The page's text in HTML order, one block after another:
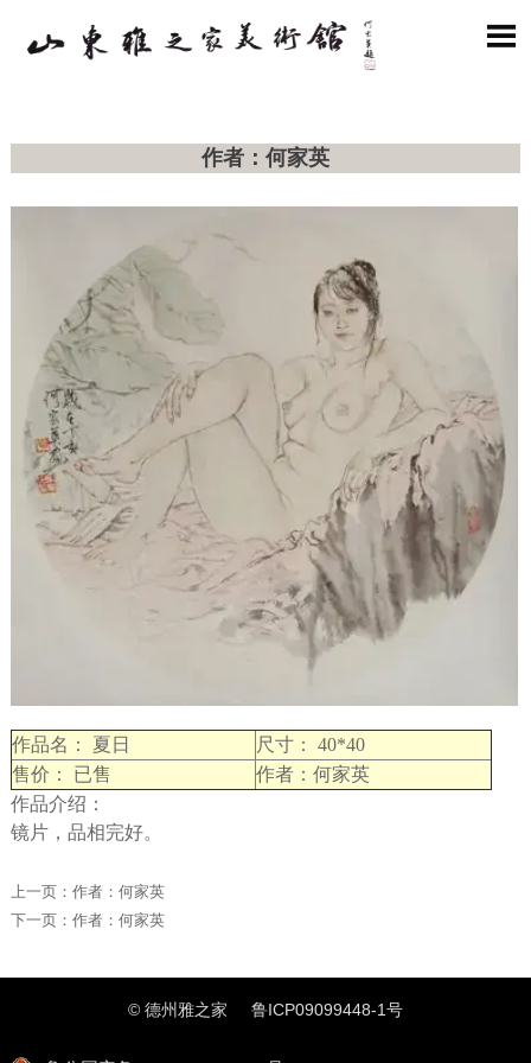

作者：何家英
作品名： 夏日
尺寸： 40*40
售价： 已售
作者：何家英
作品介绍：
镜片，品相完好。
上一页： 作者：何家英
下一页： 作者：何家英
© 德州雅之家 鲁ICP09099448-1号